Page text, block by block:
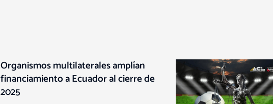
Organismos multilaterales amplían
financiamiento a Ecuador al cierre de
2025